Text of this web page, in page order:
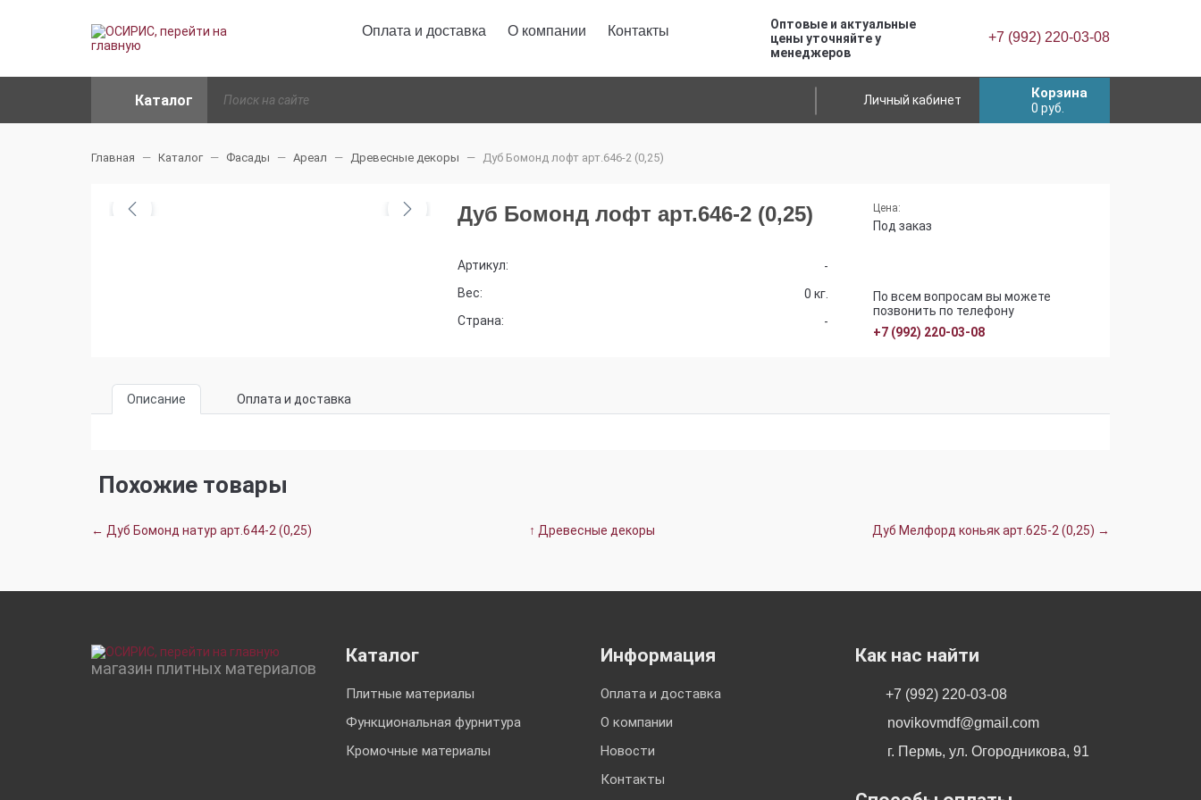
Оплата и доставка О компании Контакты
Оптовые и актуальные
цены уточняйте у
менеджеров
+7 (992) 220-03-08
Каталог Личный кабинет Корзина
0 руб.
Главная Каталог Фасады Ареал Древесные декоры Дуб Бомонд лофт арт.646-2 (0,25)
Дуб Бомонд лофт арт.646-2 (0,25)
Артикул:
-
Вес:
0 кг.
Страна:
-
Цена:
Под заказ
По всем вопросам вы можете
позвонить по телефону
+7 (992) 220-03-08
Описание Оплата и доставка
Похожие товары
← Дуб Бомонд натур арт.644-2 (0,25) ↑ Древесные декоры Дуб Мелфорд коньяк арт.625-2 (0,25) →
магазин плитных материалов
Каталог
Плитные материалы
Функциональная фурнитура
Кромочные материалы
Информация
Оплата и доставка
О компании
Новости
Контакты
Как нас найти
+7 (992) 220-03-08
novikovmdf@gmail.com
г. Пермь, ул. Огородникова, 91